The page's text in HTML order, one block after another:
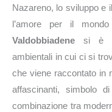
Nazareno, lo sviluppo e
l’amore per il
Valdobbiadene si è
ambientali in cui ci si
che viene raccontato in
affascinanti, simbolo
combinazione tra